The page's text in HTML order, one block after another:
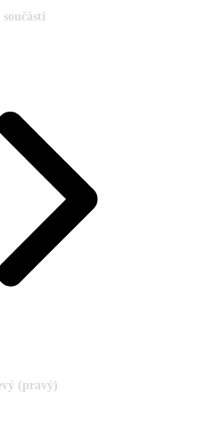
(pravý)